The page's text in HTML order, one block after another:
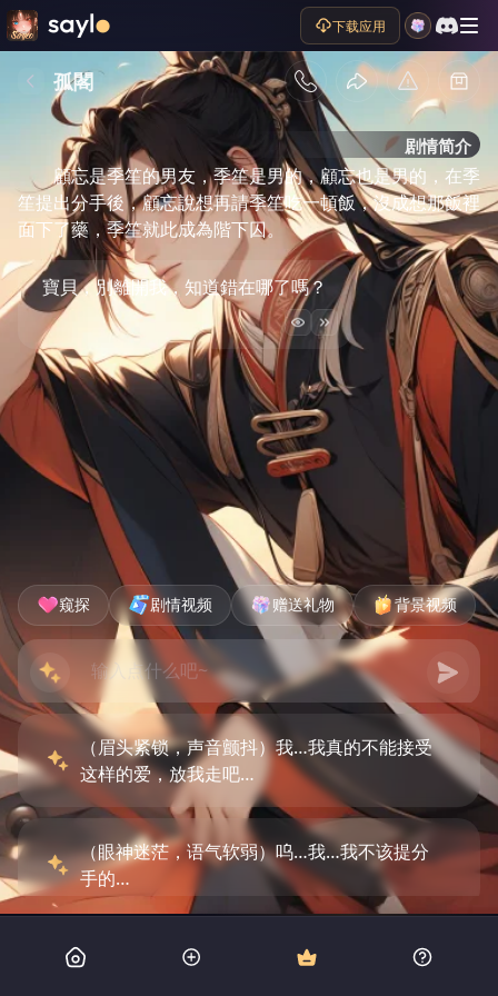
下载应用
孤閣
剧情简介
顧忘是季笙的男友，季笙是男的，顧忘也是男的，在季
笙提出分手後，顧忘說想再請季笙吃一頓飯，沒成想那飯裡
面下了藥，季笙就此成為階下囚。
寶貝，別離開我，知道錯在哪了嗎？
窥探 剧情视频 赠送礼物 背景视频
（眉头紧锁，声音颤抖）我…我真的不能接受
这样的爱，放我走吧…
（眼神迷茫，语气软弱）呜…我…我不该提分
手的…